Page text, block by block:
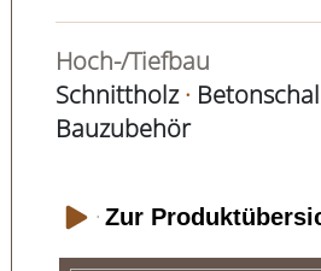
Hoch-/Tiefbau
Schnittholz·
Bauzubehör
Zur